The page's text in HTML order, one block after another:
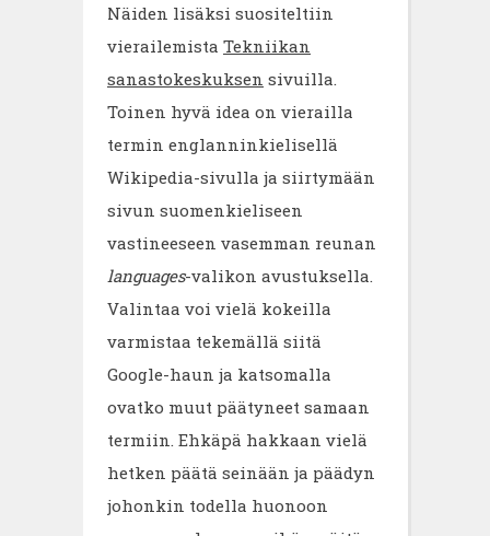
Näiden lisäksi suositeltiin
vierailemista Tekniikan
sanastokeskuksen sivuilla.
Toinen hyvä idea on vierailla
termin englanninkielisellä
Wikipedia-sivulla ja siirtymään
sivun suomenkieliseen
vastineeseen vasemman reunan
languages-valikon avustuksella.
Valintaa voi vielä kokeilla
varmistaa tekemällä siitä
Google-haun ja katsomalla
ovatko muut päätyneet samaan
termiin. Ehkäpä hakkaan vielä
hetken päätä seinään ja päädyn
johonkin todella huonoon